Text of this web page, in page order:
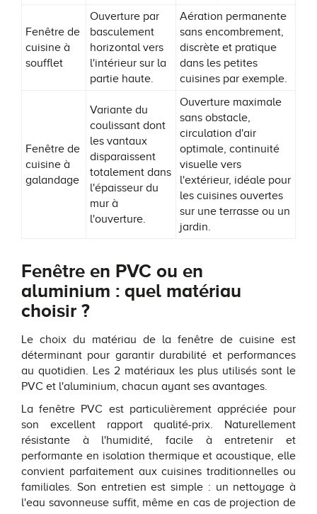
Fenêtre de
cuisine à
soufflet
Ouverture par
basculement
horizontal vers
l'intérieur sur la
partie haute.
Aération permanente
sans encombrement,
discrète et pratique
dans les petites
cuisines par exemple.
Fenêtre de
cuisine à
galandage
Variante du
coulissant dont
les vantaux
disparaissent
totalement dans
l'épaisseur du
mur à
l'ouverture.
Ouverture maximale
sans obstacle,
circulation d'air
optimale, continuité
visuelle vers
l'extérieur, idéale pour
les cuisines ouvertes
sur une terrasse ou un
jardin.
Fenêtre en PVC ou en
aluminium : quel matériau
choisir ?
Le choix du matériau de la fenêtre de cuisine est
déterminant pour garantir durabilité et performances
au quotidien. Les 2 matériaux les plus utilisés sont le
PVC et l'aluminium, chacun ayant ses avantages.
La fenêtre PVC est particulièrement appréciée pour
son excellent rapport qualité-prix. Naturellement
résistante à l'humidité, facile à entretenir et
performante en isolation thermique et acoustique, elle
convient parfaitement aux cuisines traditionnelles ou
familiales. Son entretien est simple : un nettoyage à
l'eau savonneuse suffit, même en cas de projection de